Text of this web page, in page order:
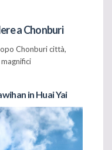
a Chonburi
Chonburi città,
in Huai Yai